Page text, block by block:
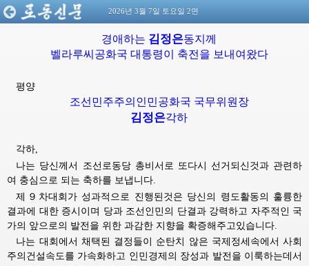
2026년 3월 7일 토요일 2면
경애하는 김정은동지께
벨라루씨공화국 대통령이 축전을 보내여왔다
평양
조선민주주의인민공화국 국무위원장
김정은각하
각하,
나는 당신께서 조선로동당 총비서로
또다시 선거되신것과 관련하
여 충심으로 되는 축하를 보냅니다.
제９차대회가 성과적으로 진행된것은 당신의 령도활동의 훌륭한
결과에 대한 증시이며 당과 조선인민의 단결과 강력하고 자주적인 국
가의 앞으로의 발전을 위한 과감한 지향을 확증해주고있습니다.
나는 대회에서 채택된 결정들이 순탄치 않은 국제정세속에서 사회
주의건설속도를 가속화하고 인민경제의 장성과 발전을 이룩하는데서